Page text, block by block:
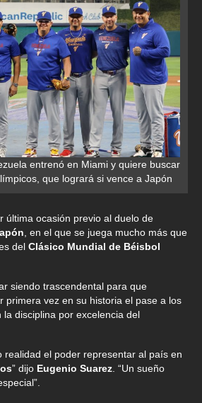
entrenó en Miami y quiere buscar
que logrará si vence a Japón
última ocasión previo al duelo de
, en el que se juega mucho más que
del Clásico Mundial de Béisbol
siendo trascendental para que
primera vez en su historia el pase a los
la disciplina por excelencia del
realidad el poder representar al país en
” dijo Eugenio Suarez . “Un sueño